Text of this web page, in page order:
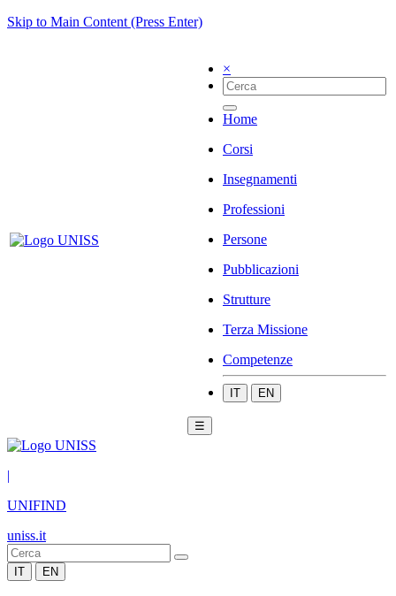
Skip to Main Content (Press Enter)
×
Home
Corsi
Insegnamenti
Professioni
Persone
Pubblicazioni
Strutture
Terza Missione
Competenze
IT EN
☰
|
UNIFIND
uniss.it
IT EN